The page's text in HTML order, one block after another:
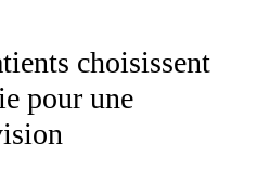
choisissent
pour une